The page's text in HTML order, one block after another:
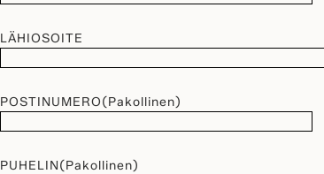
LÄHIOSOITE
POSTINUMERO(Pakollinen)
PUHELIN(Pakollinen)